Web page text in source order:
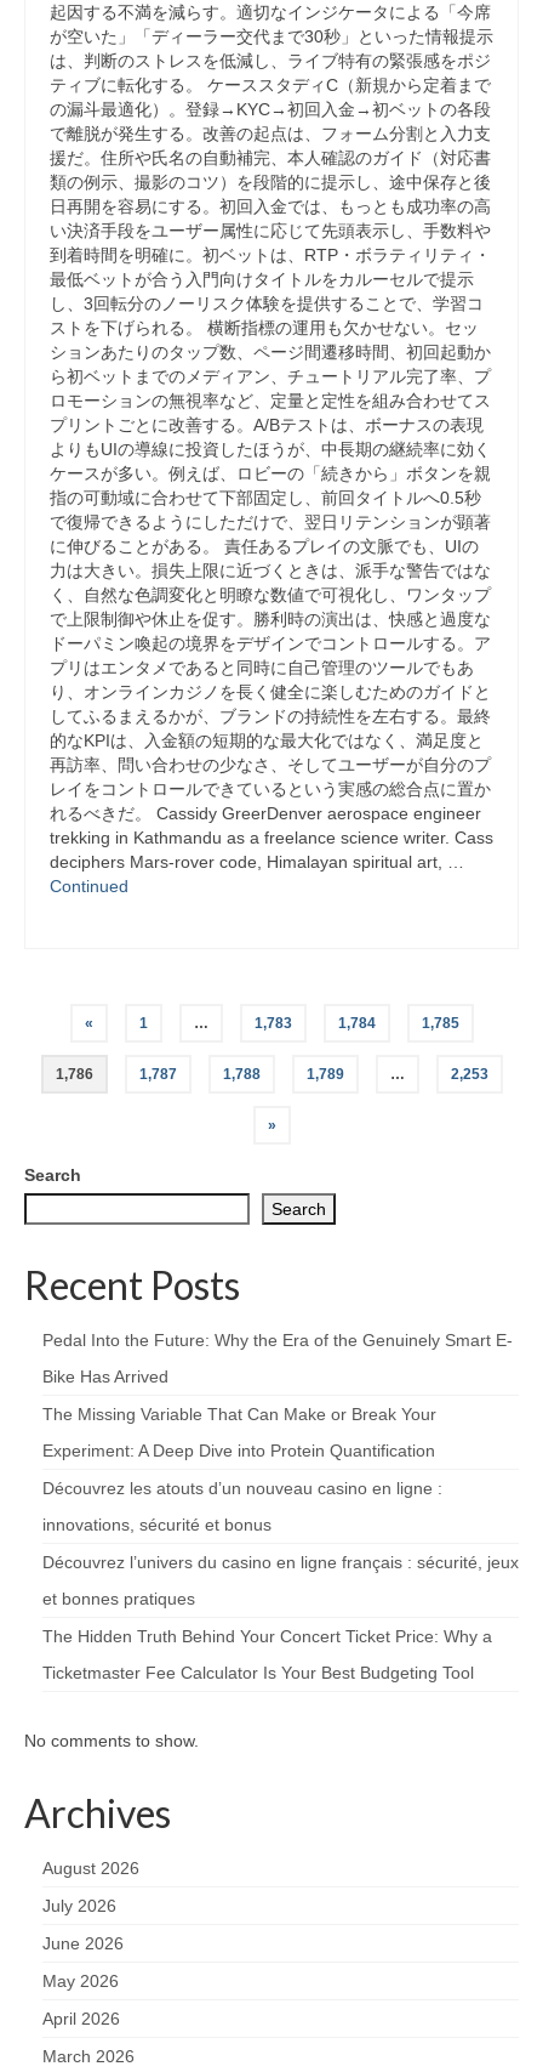
起因する不満を減らす。適切なインジケータによる「今席
が空いた」「ディーラー交代まで30秒」といった情報提示
は、判断のストレスを低減し、ライブ特有の緊張感をポジ
ティブに転化する。 ケーススタディC（新規から定着まで
の漏斗最適化）。登録→KYC→初回入金→初ベットの各段
で離脱が発生する。改善の起点は、フォーム分割と入力支
援だ。住所や氏名の自動補完、本人確認のガイド（対応書
類の例示、撮影のコツ）を段階的に提示し、途中保存と後
日再開を容易にする。初回入金では、もっとも成功率の高
い決済手段をユーザー属性に応じて先頭表示し、手数料や
到着時間を明確に。初ベットは、RTP・ボラティリティ・
最低ベットが合う入門向けタイトルをカルーセルで提示
し、3回転分のノーリスク体験を提供することで、学習コ
ストを下げられる。 横断指標の運用も欠かせない。セッ
ションあたりのタップ数、ページ間遷移時間、初回起動か
ら初ベットまでのメディアン、チュートリアル完了率、プ
ロモーションの無視率など、定量と定性を組み合わせてス
プリントごとに改善する。A/Bテストは、ボーナスの表現
よりもUIの導線に投資したほうが、中長期の継続率に効く
ケースが多い。例えば、ロビーの「続きから」ボタンを親
指の可動域に合わせて下部固定し、前回タイトルへ0.5秒
で復帰できるようにしただけで、翌日リテンションが顕著
に伸びることがある。 責任あるプレイの文脈でも、UIの
力は大きい。損失上限に近づくときは、派手な警告ではな
く、自然な色調変化と明瞭な数値で可視化し、ワンタップ
で上限制御や休止を促す。勝利時の演出は、快感と過度な
ドーパミン喚起の境界をデザインでコントロールする。ア
プリはエンタメであると同時に自己管理のツールでもあ
り、オンラインカジノを長く健全に楽しむためのガイドと
してふるまえるかが、ブランドの持続性を左右する。最終
的なKPIは、入金額の短期的な最大化ではなく、満足度と
再訪率、問い合わせの少なさ、そしてユーザーが自分のプ
レイをコントロールできているという実感の総合点に置か
れるべきだ。 Cassidy GreerDenver aerospace engineer
trekking in Kathmandu as a freelance science writer. Cass
deciphers Mars-rover code, Himalayan spiritual art, …
Continued
Posts
pagination
« 1 … 1,783 1,784 1,785
1,786 1,787 1,788 1,789 … 2,253
»
Search
Search
Recent Posts
Pedal Into the Future: Why the Era of the Genuinely Smart E-
Bike Has Arrived
The Missing Variable That Can Make or Break Your
Experiment: A Deep Dive into Protein Quantification
Découvrez les atouts d’un nouveau casino en ligne :
innovations, sécurité et bonus
Découvrez l’univers du casino en ligne français : sécurité, jeux
et bonnes pratiques
The Hidden Truth Behind Your Concert Ticket Price: Why a
Ticketmaster Fee Calculator Is Your Best Budgeting Tool
No comments to show.
Archives
August 2026
July 2026
June 2026
May 2026
April 2026
March 2026